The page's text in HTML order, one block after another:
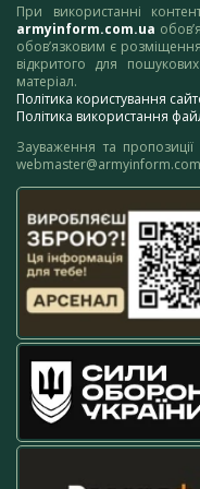
При використанні
armyinform.com.ua
обов’язковим є
відкритого для
матеріал.
Політика користування
Політика використання
Зауваження та